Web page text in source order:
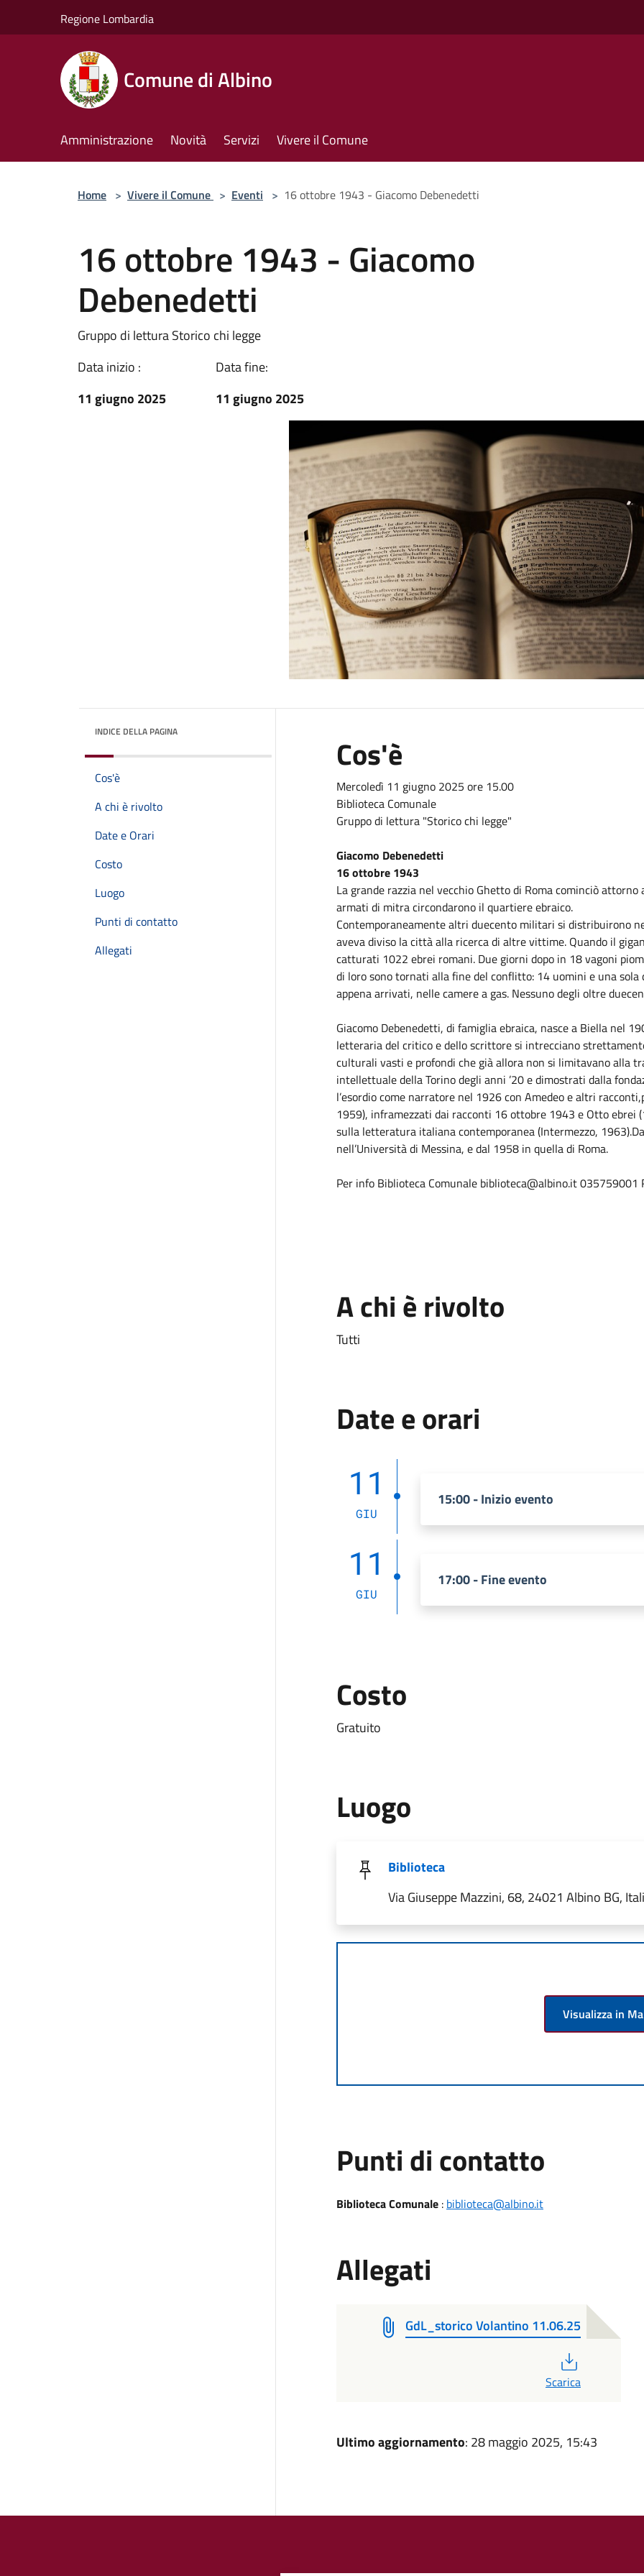
Regione Lombardia
Comune di Albino
Amministrazione Novità Servizi Vivere il Comune
Home > Vivere il Comune > Eventi > 16 ottobre 1943 - Giacomo Debenedetti
16 ottobre 1943 - Giacomo
Debenedetti
Gruppo di lettura Storico chi legge
Data inizio :
11 giugno 2025
Data fine:
11 giugno 2025
INDICE DELLA PAGINA
Cos'è
A chi è rivolto
Date e Orari
Costo
Luogo
Punti di contatto
Allegati
Cos'è
Mercoledì 11 giugno 2025 ore 15.00
Biblioteca Comunale
Gruppo di lettura "Storico chi legge"
Giacomo Debenedetti
16 ottobre 1943
La grande razzia nel vecchio Ghetto di Roma cominciò
armati di mitra circondarono il quartiere ebraico.
Contemporaneamente altri duecento militari si distribuirono
aveva diviso la città alla ricerca di altre vittime. Quando il
catturati 1022 ebrei romani. Due giorni dopo in 18 vagoni
di loro sono tornati alla fine del conflitto: 14 uomini e una
appena arrivati, nelle camere a gas. Nessuno degli oltre
Giacomo Debenedetti, di famiglia ebraica, nasce a Biella nel
letteraria del critico e dello scrittore si intrecciano
culturali vasti e profondi che già allora non si limitavano alla
intellettuale della Torino degli anni ’20 e dimostrati dalla
l’esordio come narratore nel 1926 con Amedeo e altri
1959), inframezzati dai racconti 16 ottobre 1943 e Otto
sulla letteratura italiana contemporanea (Intermezzo,
nell’Università di Messina, e dal 1958 in quella di Roma.
Per info Biblioteca Comunale biblioteca@albino.it 035759001
A chi è rivolto
Tutti
Date e orari
11
GIU
15:00 - Inizio evento
11
GIU
17:00 - Fine evento
Costo
Gratuito
Luogo
Biblioteca
Via Giuseppe Mazzini, 68, 24021 Albino BG,
Visualizza in
Punti di contatto
Biblioteca Comunale: biblioteca@albino.it
Allegati
GdL_storico Volantino 11.06.25
Scarica
Ultimo aggiornamento: 28 maggio 2025, 15:43